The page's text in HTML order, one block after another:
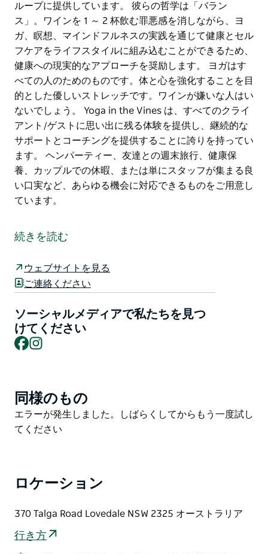
ループに提供しています。 彼らの哲学は「バラン
ス」。ワインを 1 ～ 2 杯飲む罪悪感を消しながら、ヨ
ガ、瞑想、マインドフルネスの実践を通じて健康とセル
フケアをライフスタイルに組み込むことができるため、
健康への現実的なアプローチを奨励します。 ヨガはす
べての人のためのものです。体と心を強化することを目
的とした優しいストレッチです。ワインが嫌いな人はい
ないでしょう。 Yoga in the Vines は、すべてのクライ
アント/ゲストに思い出に残る体験を提供し、継続的な
サポートとコーチングを提供することに誇りを持ってい
ます。 ヘンパーティー、友達との週末旅行、健康保
養、カップルでの休暇、または単にスタッフが集まる良
い口実など、あらゆる機会に対応できるものをご用意し
ています。
ダーメイドの体験を作成し、有名で愛されているヨガと
ワインの体験を含む幅広いサービスを企業および個人グ
彼らの哲学は「バランス」。ワインを 1 ～ 2 杯飲む罪悪
を通じて健康とセルフケアをライフスタイルに組み込む
ことができるため、健康への現実的なアプローチを奨励
します。
な人はいないでしょう。 Yoga in the Vines は、すべて
のクライアント/ゲストに思い出に残る体験を提供し、
継続的なサポートとコーチングを提供することに誇りを
持っています。
ど、あらゆる機会に対応できるものをご用意していま
続きを読む
ウェブサイトを見る
ご連絡ください
ソーシャルメディアで私たちを見つ
けてください
Facebook
Product
List
同様のもの
Product
List
エラーが発生しました。しばらくしてからもう一度試し
てください
ロケーション
370 Talga Road Lovedale NSW 2325 オーストラリア
行き方